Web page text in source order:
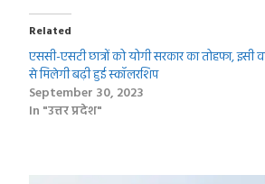
Related
एससी-एसटी छात्रों को योगी सरकार का तोहफा, इसी
से मिलेगी बढ़ी हुई स्कॉलरशिप
September 30, 2023
In "उत्तर प्रदेश"